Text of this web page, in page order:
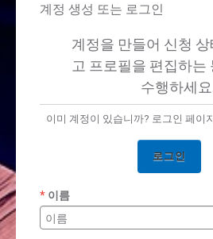
계정 생성 또는 로그인
계정을 만들어 신청
고 프로필을 편집하는
수행하세
이미 계정이 있습니까? 로그인 페이
로그인
이름